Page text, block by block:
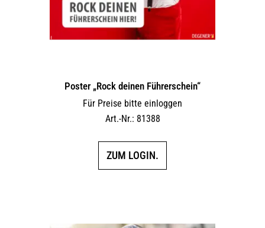
Poster „Rock deinen Führerschein“
Für Preise bitte einloggen
Art.-Nr.: 81388
ZUM LOGIN.